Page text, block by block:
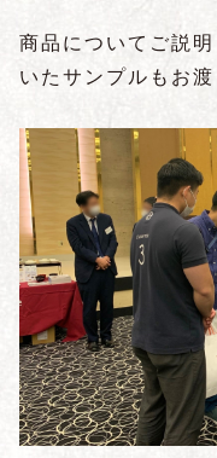
商品についてご説
いたサンプルもお